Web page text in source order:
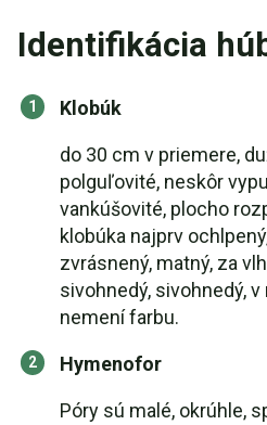
Identifikácia
Klobúk
do 30 cm v priemere,
polguľovité, neskôr
vankúšovité, plocho
klobúka najprv
zvrásnený, matný, za
sivohnedý, sivohnedý,
nemení farbu.
Hymenofor
Póry sú malé, okrúhle,